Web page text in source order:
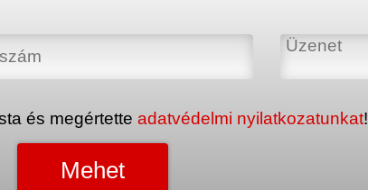
és megértette adatvédelmi nyilatkozatunkat!